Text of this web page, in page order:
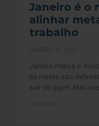
Janeiro é o
alinhar
trabalho
Janeiro marca o
as metas são
sair do papel. Mas